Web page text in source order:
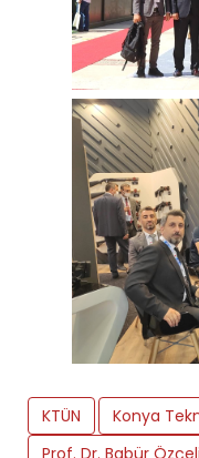
KTÜN
Konya
Prof. Dr. Babür